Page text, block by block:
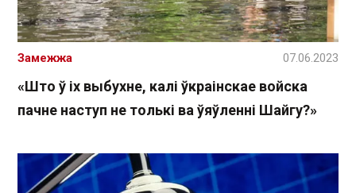
«Што ў іх выбухне, калі ўкраінскае войска
пачне наступ не толькі ва ўяўленні Шайгу?»
Замежжа 07.06.2023